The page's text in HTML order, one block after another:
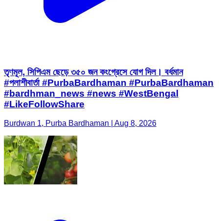
তৃণমূল, সিপিএম ছেড়ে ৩৫০ জন কংগ্রেসে যোগ দিল। বর্ধমান
#পলাশীবার্তা #PurbaBardhaman #PurbaBardhaman
#bardhman_news #news #WestBengal
#LikeFollowShare
Burdwan 1, Purba Bardhaman | Aug 8, 2026